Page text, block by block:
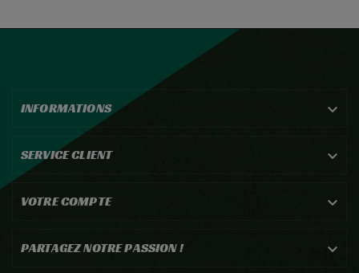
INFORMATIONS 
SERVICE CLIENT 
VOTRE COMPTE 
PARTAGEZ NOTRE PASSION ! 